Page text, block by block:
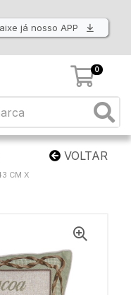
já nosso APP
0
VOLTAR
CM X